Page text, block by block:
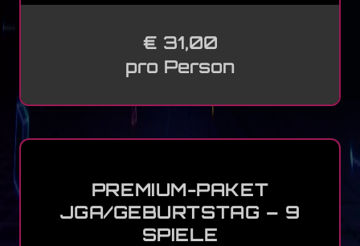
€ 31,00
pro Person
PREMIUM-PAKET
JGA/GEBURTSTAG – 9
SPIELE